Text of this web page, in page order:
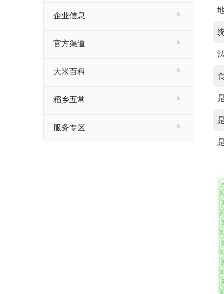
企业信息
官方渠道
大米百科
稻乡五常
服务专区